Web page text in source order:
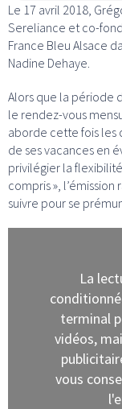
Le 17 avril 2018,
Sereliance et co-
France Bleu Alsace
Nadine Dehaye.
Alors que la période
le rendez-vous
aborde cette fois les
de ses vacances en
privilégier la
compris »,
suivre pour se
La
terminal
vidéos,
vous